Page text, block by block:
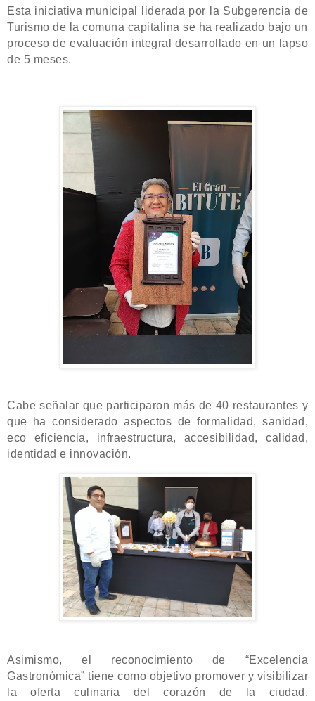
Esta iniciativa municipal liderada por la Subgerencia de
Turismo de la comuna capitalina se ha realizado bajo un
proceso de evaluación integral desarrollado en un lapso
de 5 meses.
Cabe señalar que participaron más de 40 restaurantes y
que ha considerado aspectos de formalidad, sanidad,
eco eficiencia, infraestructura, accesibilidad, calidad,
identidad e innovación.
Asimismo, el reconocimiento de “Excelencia
Gastronómica” tiene como objetivo promover y visibilizar
la oferta culinaria del corazón de la ciudad,